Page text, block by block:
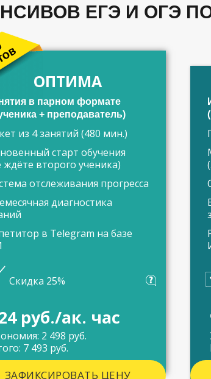
ЕГЭ И ОГЭ
ОПТИМА
в парном формате
+ преподаватель)
из 4 занятий (480 мин.)
старт обучения
ждёте второго ученика)
отслеживания прогресса
диагностика
в Telegram на базе
Скидка 25%
руб./ак. час
2 498 руб.
7 493 руб.
ЗАФИКСИРОВАТЬ ЦЕНУ